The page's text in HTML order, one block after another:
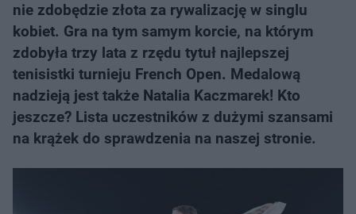
nie zdobędzie złota za rywalizację w singlu
kobiet. Gra na tym samym korcie, na którym
zdobyła trzy lata z rzędu tytuł najlepszej
tenisistki turnieju French Open. Medalową
nadzieją jest także Natalia Kaczmarek! Kto
jeszcze? Lista uczestników z dużymi szansami
na krążek do sprawdzenia na naszej stronie.